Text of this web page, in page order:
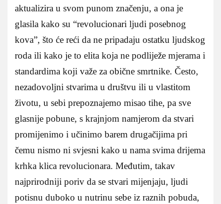
aktualizira u svom punom značenju, a ona je
glasila kako su “revolucionari ljudi posebnog
kova”, što će reći da ne pripadaju ostatku ljudskog
roda ili kako je to elita koja ne podliježe mjerama i
standardima koji važe za obične smrtnike. Često,
nezadovoljni stvarima u društvu ili u vlastitom
životu, u sebi prepoznajemo misao tihe, pa sve
glasnije pobune, s krajnjom namjerom da stvari
promijenimo i učinimo barem drugačijima pri
čemu nismo ni svjesni kako u nama svima drijema
krhka klica revolucionara. Međutim, takav
najprirodniji poriv da se stvari mijenjaju, ljudi
potisnu duboko u nutrinu sebe iz raznih pobuda,